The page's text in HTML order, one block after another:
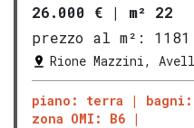
26.000 € | m² 22
prezzo al m²:
Rione Mazzini,
piano: terra
zona OMI: B6